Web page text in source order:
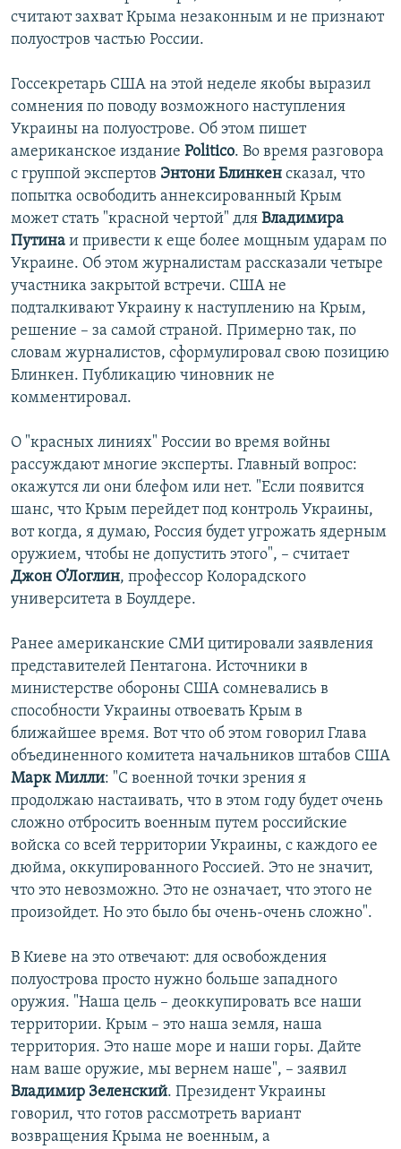
считают захват Крыма незаконным и не признают
полуостров частью России.
Госсекретарь США на этой неделе якобы выразил
сомнения по поводу возможного наступления
Украины на полуострове. Об этом пишет
американское издание Politico. Во время разговора
с группой экспертов Энтони Блинкен сказал, что
попытка освободить аннексированный Крым
может стать "красной чертой" для Владимира
Путина и привести к еще более мощным ударам по
Украине. Об этом журналистам рассказали четыре
участника закрытой встречи. США не
подталкивают Украину к наступлению на Крым,
решение – за самой страной. Примерно так, по
словам журналистов, сформулировал свою позицию
Блинкен. Публикацию чиновник не
комментировал.
О "красных линиях" России во время войны
рассуждают многие эксперты. Главный вопрос:
окажутся ли они блефом или нет. "Если появится
шанс, что Крым перейдет под контроль Украины,
вот когда, я думаю, Россия будет угрожать ядерным
оружием, чтобы не допустить этого", – считает
Джон О’Логлин, профессор Колорадского
университета в Боулдере.
Ранее американские СМИ цитировали заявления
представителей Пентагона. Источники в
министерстве обороны США сомневались в
способности Украины отвоевать Крым в
ближайшее время. Вот что об этом говорил Глава
объединенного комитета начальников штабов США
Марк Милли: "С военной точки зрения я
продолжаю настаивать, что в этом году будет очень
сложно отбросить военным путем российские
войска со всей территории Украины, с каждого ее
дюйма, оккупированного Россией. Это не значит,
что это невозможно. Это не означает, что этого не
произойдет. Но это было бы очень-очень сложно".
В Киеве на это отвечают: для освобождения
полуострова просто нужно больше западного
оружия. "Наша цель – деоккупировать все наши
территории. Крым – это наша земля, наша
территория. Это наше море и наши горы. Дайте
нам ваше оружие, мы вернем наше", – заявил
Владимир Зеленский. Президент Украины
говорил, что готов рассмотреть вариант
возвращения Крыма не военным, а